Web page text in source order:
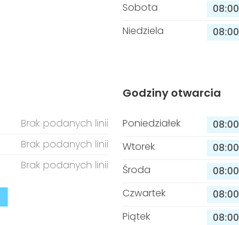
Sobota
08:00
Niedziela
08:00
Brak podanych linii
Brak podanych linii
Brak podanych linii
Godziny otwarcia
Poniedziałek 08:00
Wtorek
08:00
Środa
08:00
Czwartek
08:00
Piątek
08:00